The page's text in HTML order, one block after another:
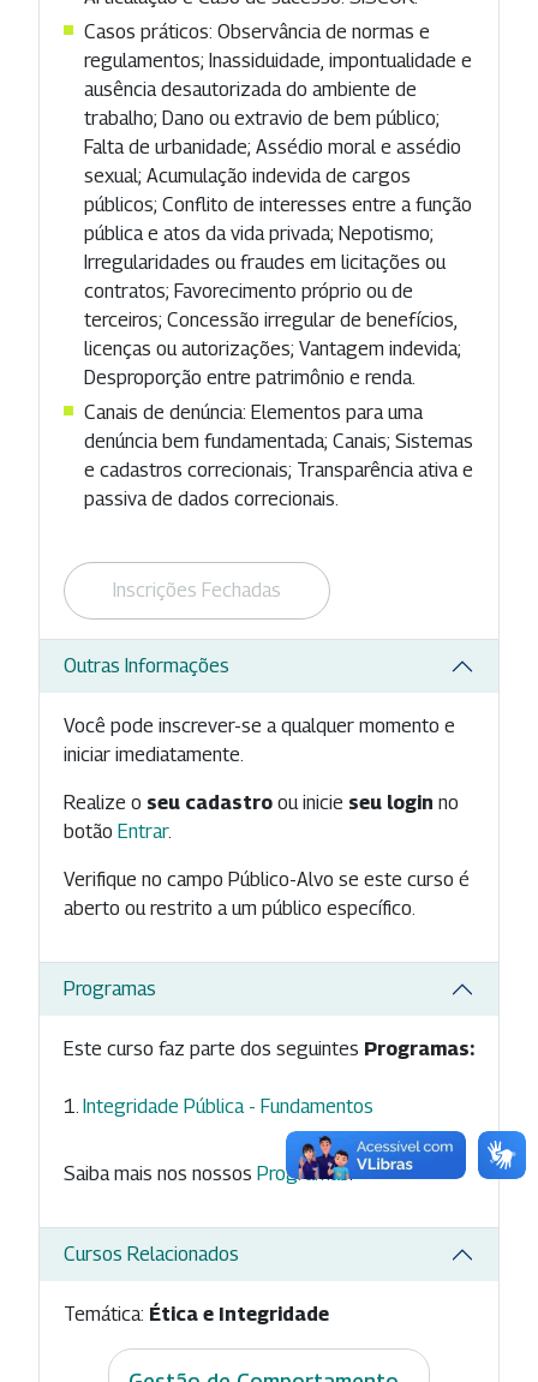
Casos práticos: Observância de normas e
regulamentos; Inassiduidade, impontualidade e
ausência desautorizada do ambiente de
trabalho; Dano ou extravio de bem público;
Falta de urbanidade; Assédio moral e assédio
sexual; Acumulação indevida de cargos
públicos; Conflito de interesses entre a função
pública e atos da vida privada; Nepotismo;
Irregularidades ou fraudes em licitações ou
contratos; Favorecimento próprio ou de
terceiros; Concessão irregular de benefícios,
licenças ou autorizações; Vantagem indevida;
Desproporção entre patrimônio e renda.
Canais de denúncia: Elementos para uma
denúncia bem fundamentada; Canais; Sistemas
e cadastros correcionais; Transparência ativa e
passiva de dados correcionais.
Inscrições Fechadas
Outras Informações
Você pode inscrever-se a qualquer momento e
iniciar imediatamente.
Realize o seu cadastro ou inicie seu login no
botão Entrar.
Verifique no campo Público-Alvo se este curso é
aberto ou restrito a um público específico.
Programas
Este curso faz parte dos seguintes Programas:
Integridade Pública - Fundamentos
Saiba mais nos nossos Programas
Cursos Relacionados
Temática: Ética e Integridade